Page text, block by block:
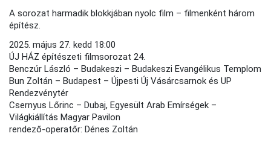
A sorozat harmadik blokkjában nyolc film – filmenként három
építész.
2025. május 27. kedd 18:00
ÚJ HÁZ építészeti filmsorozat 24.
Benczúr László – Budakeszi – Budakeszi Evangélikus Templom
Bun Zoltán – Budapest – Újpesti Új Vásárcsarnok és UP
Rendezvénytér
Csernyus Lőrinc – Dubaj, Egyesült Arab Emírségek –
Világkiállítás Magyar Pavilon
rendező-operatőr: Dénes Zoltán